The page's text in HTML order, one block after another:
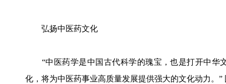
弘扬中医药文化
“中医药学是中国古代科学的瑰宝，也是打开中华
化，将为中医药事业高质量发展提供强大的文化动力。